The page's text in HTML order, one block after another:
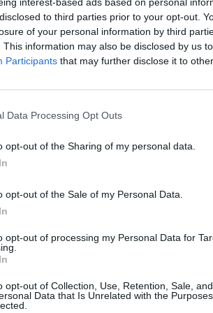
to third parties prior to your opt-out.
of your personal information by third
This information may also be disclosed by us
Participants that may further disclose it to
Data Processing Opt Outs
opt-out of the Sharing of my personal data.
opt-out of the Sale of my Personal Data.
opt-out of processing my Personal Data for
opt-out of Collection, Use, Retention, Sale,
Data that Is Unrelated with the
σημαίνει ότι σας αρέσει να
πάρτι – προτιμάτε τις ήσυχες
ο ορισμός της εσωστρέφειας. Και
Συχνά, δέχεστε αρνητικά